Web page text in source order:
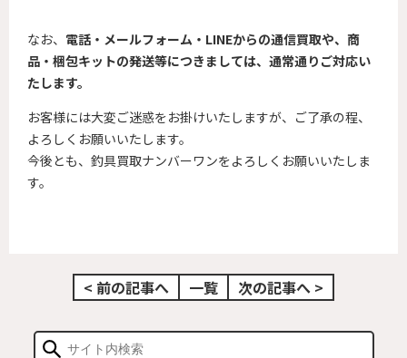
なお、 電話・メールフォーム・LINEからの通信買取や、商
品・梱包キットの発送等につきましては、通常通りご対応い
たします。
お客様には大変ご迷惑をお掛けいたしますが、ご了承の程、
よろしくお願いいたします。
今後とも、釣具買取ナンバーワンをよろしくお願いいたしま
す。
< 前の記事へ 一覧 次の記事へ >